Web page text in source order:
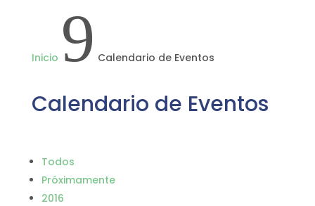
Inicio 9 Calendario de Eventos
Calendario de Eventos
Todos
Próximamente
2016